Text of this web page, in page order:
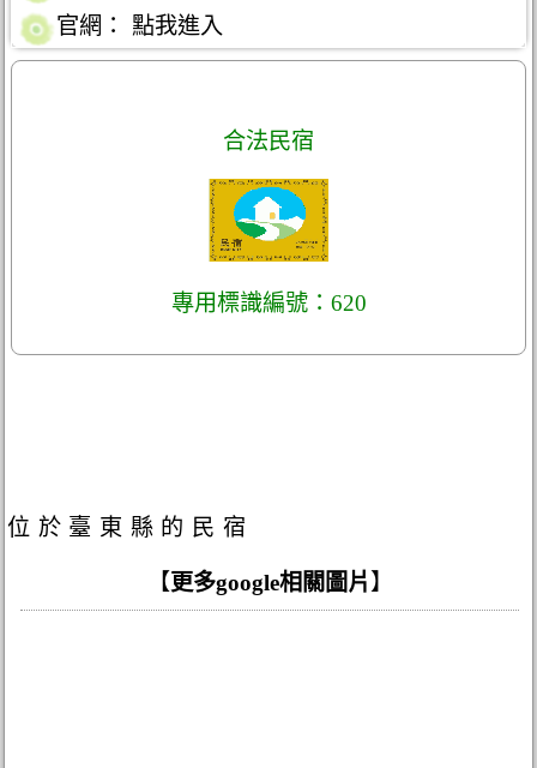
官網：
點我進入
合法民宿
專用標識編號：620
位於臺東縣的民宿
【更多google相關圖片 】